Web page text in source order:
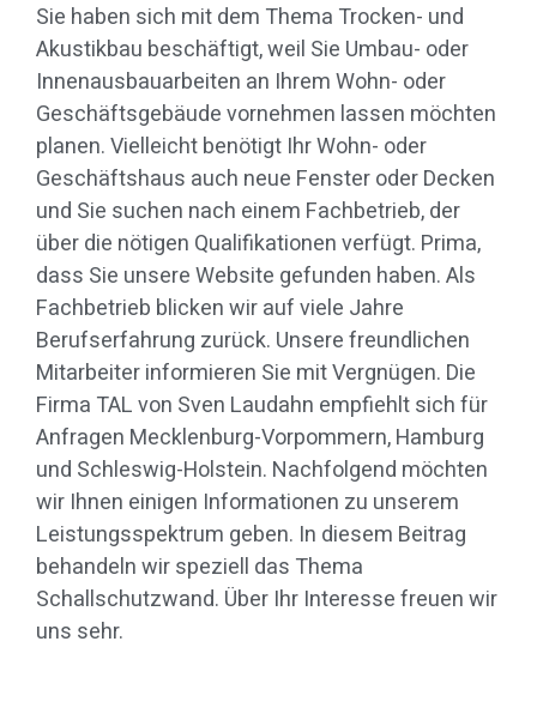
Sie haben sich mit dem Thema Trocken- und
Akustikbau beschäftigt, weil Sie Umbau- oder
Innenausbauarbeiten an Ihrem Wohn- oder
Geschäftsgebäude vornehmen lassen möchten
planen. Vielleicht benötigt Ihr Wohn- oder
Geschäftshaus auch neue Fenster oder Decken
und Sie suchen nach einem Fachbetrieb, der
über die nötigen Qualifikationen verfügt. Prima,
dass Sie unsere Website gefunden haben. Als
Fachbetrieb blicken wir auf viele Jahre
Berufserfahrung zurück. Unsere freundlichen
Mitarbeiter informieren Sie mit Vergnügen. Die
Firma TAL von Sven Laudahn empfiehlt sich für
Anfragen Mecklenburg-Vorpommern, Hamburg
und Schleswig-Holstein. Nachfolgend möchten
wir Ihnen einigen Informationen zu unserem
Leistungsspektrum geben. In diesem Beitrag
behandeln wir speziell das Thema
Schallschutzwand. Über Ihr Interesse freuen wir
uns sehr.